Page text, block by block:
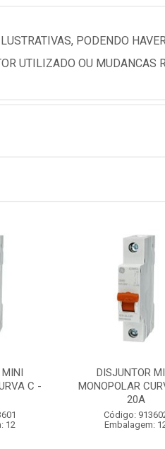
PODENDO
UTILIZADO OU MUDANCAS
MINI
C -
12
DISJUNTOR
MONOPOLAR
20A
Código:
Embalagem: